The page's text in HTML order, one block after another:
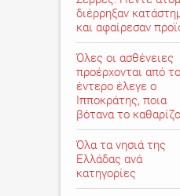
διέρρηξαν
και αφαίρεσαν
Όλες οι ασθένειες
προέρχονται από το
έντερο έλεγε ο
Ιπποκράτης, ποια
βότανα το
Όλα τα νησιά της
Ελλάδας ανά
κατηγορίες